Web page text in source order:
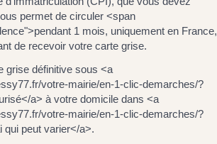
permet de circuler <span
1 mois, uniquement en France,
de recevoir votre carte grise.
grise définitive sous <a
votre-mairie/en-1-clic-demarches/?
a> à votre domicile dans <a
votre-mairie/en-1-clic-demarches/?
qui peut varier</a>.